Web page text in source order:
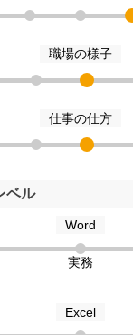
職場の様子
仕事の仕方
ベル
Word
実務
Excel